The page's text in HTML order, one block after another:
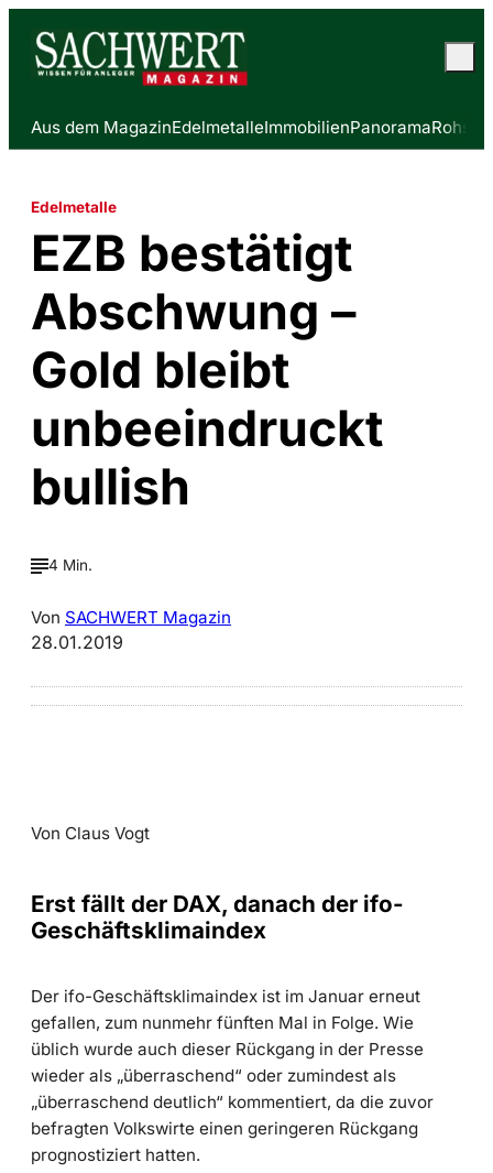
Aus dem MagazinEdelmetalleImmobilienPanorama
Edelmetalle
EZB bestätigt
Abschwung –
Gold bleibt
unbeeindruckt
bullish
4 Min.
Von SACHWERT Magazin
28.01.2019
Von Claus Vogt
Erst fällt der DAX, danach der ifo-
Geschäftsklimaindex
Der ifo-Geschäftsklimaindex ist im Januar erneut
gefallen, zum nunmehr fünften Mal in Folge. Wie
üblich wurde auch dieser Rückgang in der Presse
wieder als „überraschend“ oder zumindest als
„überraschend deutlich“ kommentiert, da die zuvor
befragten Volkswirte einen geringeren Rückgang
prognostiziert hatten.